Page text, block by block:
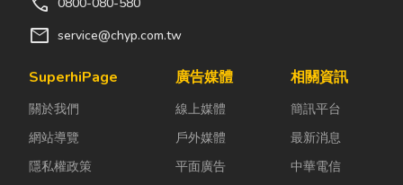
mail service@chyp.com.tw
SuperhiPage
關於我們
網站導覽
隱私權政策
廣告媒體
線上媒體
戶外媒體
平面廣告
相關資訊
簡訊平台
最新消息
中華電信